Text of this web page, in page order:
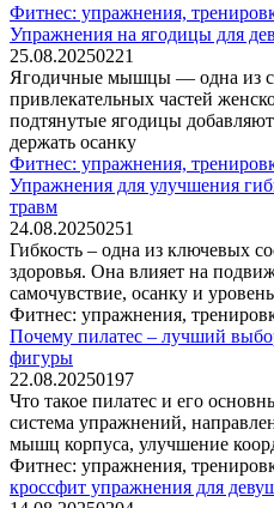
Фитнес: упражнения,
Упражнения на ягодицы для
25.08.20250221
Ягодичные мышцы — одна из
привлекательных частей
подтянутые ягодицы
держать осанку
Фитнес: упражнения,
Упражнения для улучшения
травм
24.08.20250251
Гибкость – одна из ключевых
здоровья. Она влияет на
самочувствие, осанку и
Фитнес: упражнения,
Почему пилатес – лучший
фигуры
22.08.20250197
Что такое пилатес и его
система упражнений,
мышц корпуса, улучшение
Фитнес: упражнения,
кроссфит упражнения для